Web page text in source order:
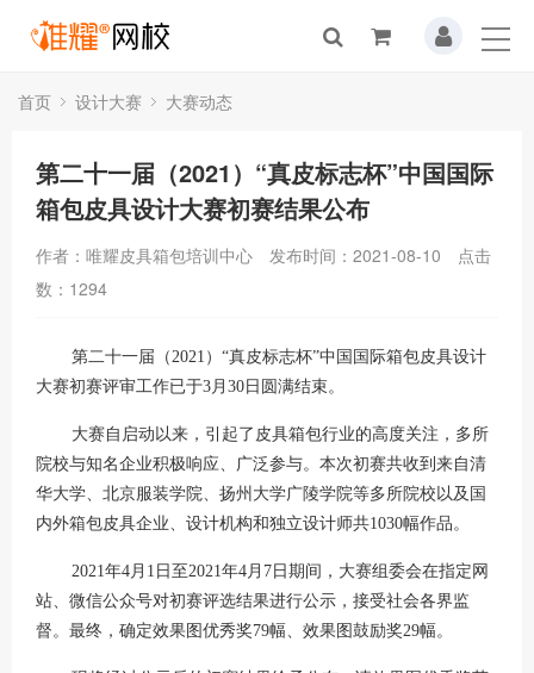
首页 设计大赛 大赛动态
第二十一届（2021）“真皮标志杯”中国国际
箱包皮具设计大赛初赛结果公布
作者：唯耀皮具箱包培训中心 发布时间：2021-08-10
点击
数： 1294
第二十一届（2021 ）“真皮标志杯”中国国际箱包皮具设计
大赛初赛评审工作已于3月 30 日圆满结束。
大赛自启动以来，引起了皮具箱包行业的高度关注，多所
院校与知名企业积极响应、广泛参与。本次初赛共收到来自清
华大学、北京服装学院、扬州大学广陵学院等多所院校以及国
内外箱包皮具企业、设计机构和独立设计师共1030幅作品。
2021年4月 1 日至2021年4月 7日期间，大赛组委会在指定网
站、微信公众号对初赛评选结果进行公示，接受社会各界监
督。最终，确定效果图优秀奖79幅、效果图鼓励奖29幅。